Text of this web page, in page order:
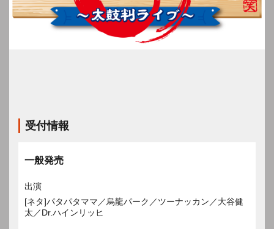
受付情報
一般発売
出演
[ネタ]パタパタママ／烏龍パーク／ツーナッカン／大谷健
太／Dr.ハインリッヒ